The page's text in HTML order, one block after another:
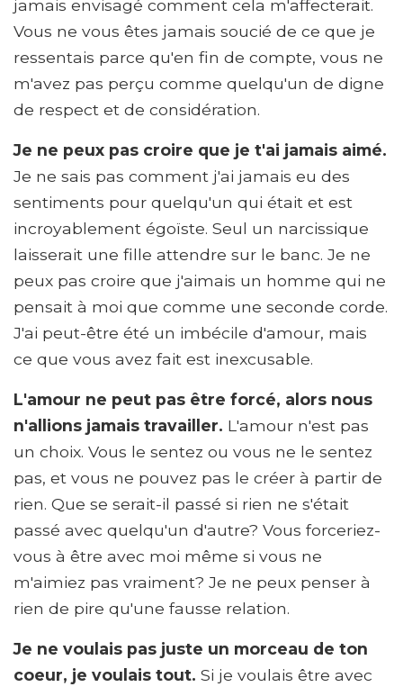
jamais envisagé comment cela m'affecterait.
Vous ne vous êtes jamais soucié de ce que je
ressentais parce qu'en fin de compte, vous ne
m'avez pas perçu comme quelqu'un de digne
de respect et de considération.
Je ne peux pas croire que je t'ai jamais aimé.
Je ne sais pas comment j'ai jamais eu des
sentiments pour quelqu'un qui était et est
incroyablement égoïste. Seul un narcissique
laisserait une fille attendre sur le banc. Je ne
peux pas croire que j'aimais un homme qui ne
pensait à moi que comme une seconde corde.
J'ai peut-être été un imbécile d'amour, mais
ce que vous avez fait est inexcusable.
L'amour ne peut pas être forcé, alors nous
n'allions jamais travailler. L'amour n'est pas
un choix. Vous le sentez ou vous ne le sentez
pas, et vous ne pouvez pas le créer à partir de
rien. Que se serait-il passé si rien ne s'était
passé avec quelqu'un d'autre? Vous forceriez-
vous à être avec moi même si vous ne
m'aimiez pas vraiment? Je ne peux penser à
rien de pire qu'une fausse relation.
Je ne voulais pas juste un morceau de ton
coeur, je voulais tout. Si je voulais être avec